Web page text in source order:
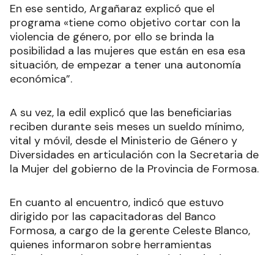
En ese sentido, Argañaraz explicó que el
programa «tiene como objetivo cortar con la
violencia de género, por ello se brinda la
posibilidad a las mujeres que están en esa esa
situación, de empezar a tener una autonomía
económica”.
A su vez, la edil explicó que las beneficiarias
reciben durante seis meses un sueldo mínimo,
vital y móvil, desde el Ministerio de Género y
Diversidades en articulación con la Secretaria de
la Mujer del gobierno de la Provincia de Formosa.
En cuanto al encuentro, indicó que estuvo
dirigido por las capacitadoras del Banco
Formosa, a cargo de la gerente Celeste Blanco,
quienes informaron sobre herramientas